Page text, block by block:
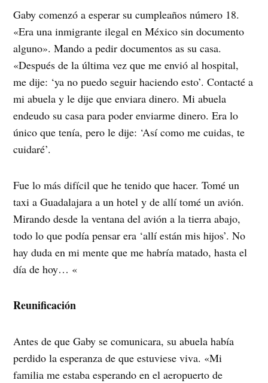
Gaby comenzó a esperar su cumpleaños número 18.
«Era una inmigrante ilegal en México sin documento
alguno». Mando a pedir documentos as su casa.
«Después de la última vez que me envió al hospital,
me dije: ‘ya no puedo seguir haciendo esto’. Contacté a
mi abuela y le dije que enviara dinero. Mi abuela
endeudo su casa para poder enviarme dinero. Era lo
único que tenía, pero le dije: ‘Así como me cuidas, te
cuidaré’.
Fue lo más difícil que he tenido que hacer. Tomé un
taxi a Guadalajara a un hotel y de allí tomé un avión.
Mirando desde la ventana del avión a la tierra abajo,
todo lo que podía pensar era ‘allí están mis hijos’. No
hay duda en mi mente que me habría matado, hasta el
día de hoy… «
Reunificación
Antes de que Gaby se comunicara, su abuela había
perdido la esperanza de que estuviese viva. «Mi
familia me estaba esperando en el aeropuerto de